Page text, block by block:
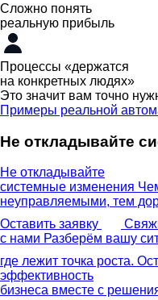
Сложно понять
реальную прибыль
Процессы «держатся
на конкретных людях»
Это значит вам точно
Примеры реальной
Не откладывайте
Не откладывайте
системные изменения
неуправляемыми, тем
Оставить заявку
с нами Разберём вашу
где лежит точка роста.
эффективность
бизнеса вместе с